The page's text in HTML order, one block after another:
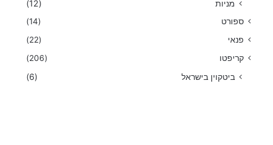
מניות (12)
ספורט
(14)
פנאי
(22)
קריפטו
(206)
ביטקוין בישראל (6)